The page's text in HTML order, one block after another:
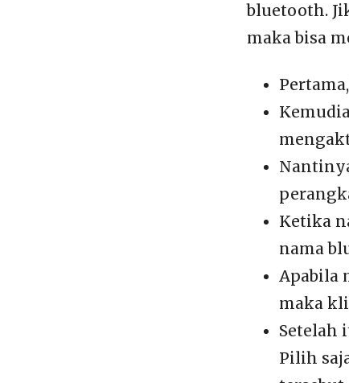
bluetooth.
maka bisa
Ketika
nama
Apabila
maka
Setelah
Pilih